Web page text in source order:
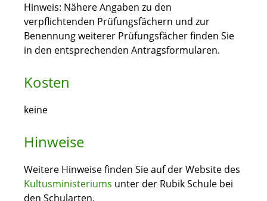
Hinweis: Nähere Angaben zu den
verpflichtenden Prüfungsfächern und zur
Benennung weiterer Prüfungsfächer finden Sie
in den entsprechenden Antragsformularen.
Kosten
keine
Hinweise
Weitere Hinweise finden Sie auf der Website des
Kultusministeriums unter der Rubik Schule bei
den Schularten.